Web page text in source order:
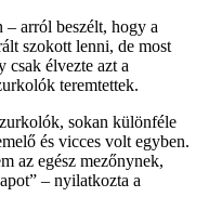
– arról beszélt, hogy a
szokott lenni, de most
csak élvezte azt a
teremtettek.
sokan különféle
és vicces volt egyben.
az egész mezőnynek,
– nyilatkozta a